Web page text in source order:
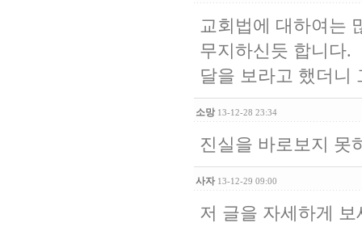
교회법에 대하여는
무지하신듯 합니다.
달을 보라고 했더니
소망 13-12-28 23:34
진실을 바로보지 못
사자 13-12-29 09:00
저 글을 자세하게 보